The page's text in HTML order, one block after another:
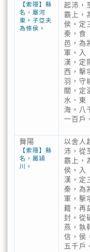
【索隱】縣
名，屬河
東。子亞夫
為條侯。
起沛，
霸上，
侯。定
秦，食
邑，為
軍。入
漢，定
西，擊
羽，守
關，定
水、東
海。八
一百戶
舞陽
【索隱】縣
名，屬潁
川。
以舍人
沛，從
霸上，
侯。入
漢，定
秦，為
軍，擊
籍，再
封。從
燕，執
信，侯，
五千戶